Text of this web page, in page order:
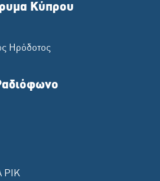
Κύπρου
Ηρόδοτος
ΡΙΚ